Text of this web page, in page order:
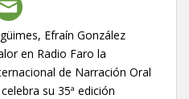
Efraín González
en Radio Faro la
de Narración Oral
su 35ª edición